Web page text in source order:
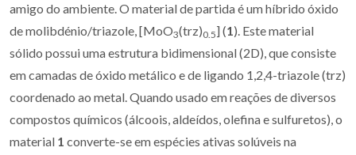
amigo do ambiente. O material de partida é um híbrido óxido
de molibdénio/triazole, [MoO3(trz)0.5] (1). Este material
sólido possui uma estrutura bidimensional (2D), que consiste
em camadas de óxido metálico e de ligando 1,2,4-triazole (trz)
coordenado ao metal. Quando usado em reações de diversos
compostos químicos (álcoois, aldeídos, olefina e sulfuretos), o
material 1 converte-se em espécies ativas solúveis na